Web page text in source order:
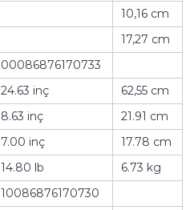
10,16 cm
17,27 cm
00086876170733
24.63 inç
62,55 cm
8.63 inç
21.91 cm
7.00 inç
17.78 cm
14.80 lb
6.73 kg
10086876170730